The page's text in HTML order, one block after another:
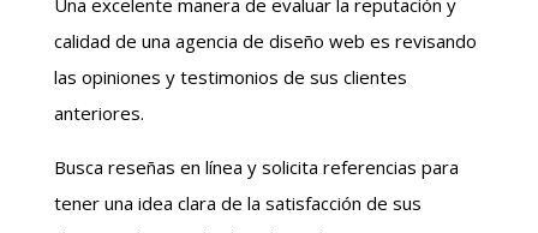
calidad de una agencia de diseño web es revisando
las opiniones y testimonios de sus clientes
anteriores.
Busca reseñas en línea y solicita referencias para
tener una idea clara de la satisfacción de sus